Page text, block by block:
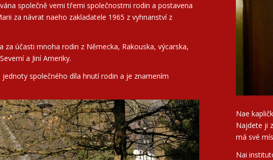
společně vemi třemi společnostmi rodin a postavena
za návrat naeho zakladatele 1965 z vyhnanství z
za účasti mnoha rodin z Německa, Rakouska, výcarska,
a Jiní Ameriky.
společného díla hnutí rodin a je znamením
Nae
Najdete ji
má své
Nai